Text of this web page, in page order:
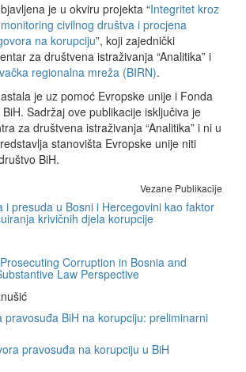
je u okviru projekta “Integritet kroz
civilnog društva i procjena
na korupciju”, koji zajednički
za društvena istraživanja “Analitika” i
regionalna mreža (BIRN).
je uz pomoć Evropske unije i Fonda
Sadržaj ove publikacije isključiva je
za društvena istraživanja “Analitika” i ni u
stanovišta Evropske unije niti
BiH.
Vezane Publikacije
i presuda u Bosni i Hercegovini kao faktor
krivičnih djela korupcije
Corruption in Bosnia and
Law Perspective
pravosuđa BiH na korupciju: preliminarni
pravosuđa na korupciju u BiH